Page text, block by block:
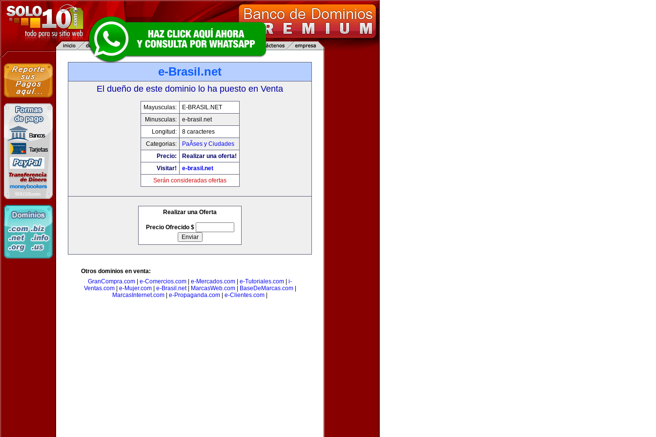
e-Brasil.net
El dueño de este dominio lo ha puesto en Venta
Mayusculas:
E-BRASIL.NET
Minusculas:
e-brasil.net
Longitud:
8 caracteres
Categorias:
PaÃ­ses y Ciudades
Precio:
Realizar una oferta!
Visitar!
e-brasil.net
Serán consideradas ofertas
Realizar una Oferta
Precio Ofrecido $
Otros dominios en venta:
GranCompra.com
e-Comercios.com e-Mercados.com e-Tutoriales.com
i-
Ventas.com| e-Mujer.com| e-Brasil.net| MarcasWeb.com| BaseDeMarcas.com|
MarcasInternet.com
e-Propaganda.com e-Clientes.com